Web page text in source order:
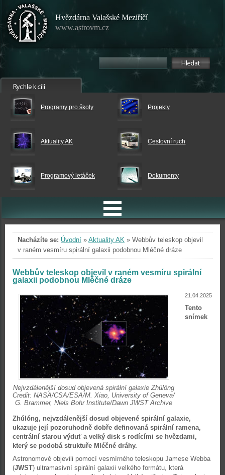
Hvězdárna Valašské Meziříčí
www.astrovm.cz
Programy pro školy Projekty
Aktuality AK Cestovní ruch
Programový letáček Dokumenty
Nacházíte se: Úvodní » Aktuality AK » Webbův teleskop objevil
v raném vesmíru spirální galaxii podobnou Mléčné dráze
Webbův teleskop objevil v raném vesmíru spirální
galaxii podobnou Mléčné dráze
21.04.2025
Nejvzdálenější dosud objevená spirální galaxie Zhúlóng
Credit: NASA/CSA/ESA/M. Xiao, University of Geneva/
G. Brammer, Niels Bohr Institute/Dawn JWST Archive
Tento
snímek
Zhúlóng, nejvzdálenější dosud objevené spirální galaxie,
ukazuje její pozoruhodně dobře definovaná spirální ramena,
centrální starou výduť a velký disk s rodícími se hvězdami,
který se podobá struktuře Mléčné dráhy.
Astronomové objevili pomocí vesmírného teleskopu Jamese Webba
(JWST) ultramasivní spirální galaxii velkého formátu, která